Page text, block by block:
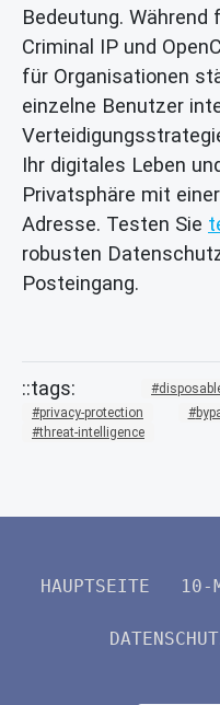
Bedeutung.
Criminal IP und
für Organisationen
einzelne Benutzer
Ihr digitales Leben
Privatsphäre mit
Adresse. Testen Sie
robusten
Posteingang.
privacy-protection
threat-intelligence
HAUPTSEITE 10-